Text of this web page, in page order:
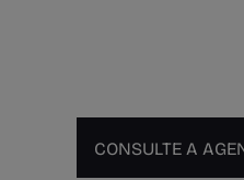
CONSULTE A